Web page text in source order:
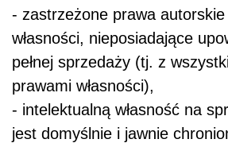
- zastrzeżone prawa
własności, nieposiadające
pełnej sprzedaży (tj. z
prawami własności),
- intelektualną własność na
jest domyślnie i jawnie